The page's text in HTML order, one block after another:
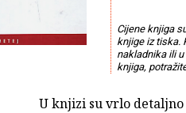
Cijene knjiga
knjige iz tiska.
nakladnika ili
knjiga,
U knjizi su vrlo